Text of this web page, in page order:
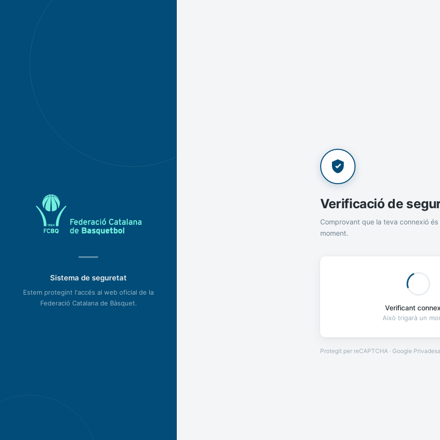
Sistema de seguretat
Estem protegint l'accés al web oficial de la
Federació Catalana de Bàsquet.
Verificació de
Comprovant que la teva connexió és
moment.
Verificant
Això trigarà un
Protegit per reCAPTCHA · Google Privadesa